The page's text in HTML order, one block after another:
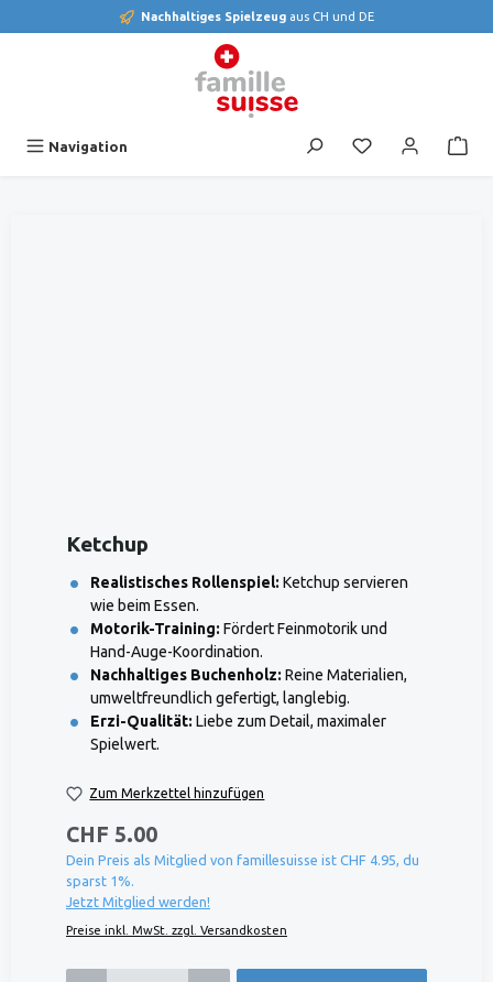
Nachhaltiges Spielzeug aus CH und DE
Navigation Du hast 0
Ketchup
Realistisches Rollenspiel: Ketchup servieren
wie beim Essen.
Motorik-Training: Fördert Feinmotorik und
Hand-Auge-Koordination.
Nachhaltiges Buchenholz: Reine Materialien,
umweltfreundlich gefertigt, langlebig.
Erzi-Qualität: Liebe zum Detail, maximaler
Spielwert.
Zum Merkzettel hinzufügen
CHF 5.00
Dein Preis als Mitglied von famillesuisse ist CHF 4.95, du
sparst 1%.
Jetzt Mitglied werden!
Preise inkl. MwSt. zzgl. Versandkosten